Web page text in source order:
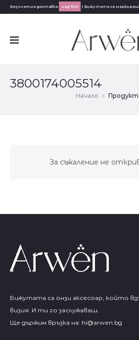
Безплатна доставка над €45 | Бижутата са
3800174005514
Начало Продукт
За съжаление не
Бижутата са онзи аксесоар, който
визия. И ти го заслужаваш.
Ще държим връзка на: hi@arwen.bg